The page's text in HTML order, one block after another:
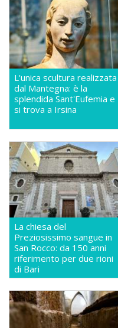
L'unica scultura realizzata
dal Mantegna: è la
splendida Sant'Eufemia e
si trova a Irsina
La chiesa del
Preziosissimo sangue in
San Rocco: da 150 anni
riferimento per due rioni
di Bari